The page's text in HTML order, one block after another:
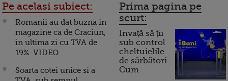
Pe acelasi subiect:
Romanii au dat buzna in
magazine ca de Craciun,
in ultima zi cu TVA de
19%. VIDEO
Soarta cotei unice si a
Prima pagina pe
scurt:
Invață să ții
sub control
cheltuielile
de sărbători.
Cum